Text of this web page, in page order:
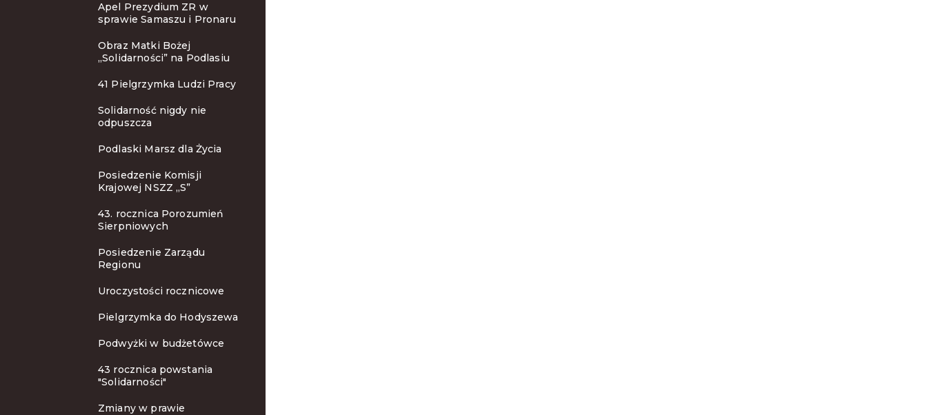
Apel Prezydium ZR w
sprawie Samaszu i Pronaru
Obraz Matki Bożej
„Solidarności” na Podlasiu
41 Pielgrzymka Ludzi Pracy
Solidarność nigdy nie
odpuszcza
Podlaski Marsz dla Życia
Posiedzenie Komisji
Krajowej NSZZ „S”
43. rocznica Porozumień
Sierpniowych
Posiedzenie Zarządu
Regionu
Uroczystości rocznicowe
Pielgrzymka do Hodyszewa
Podwyżki w budżetówce
43 rocznica powstania
"Solidarności"
Zmiany w prawie